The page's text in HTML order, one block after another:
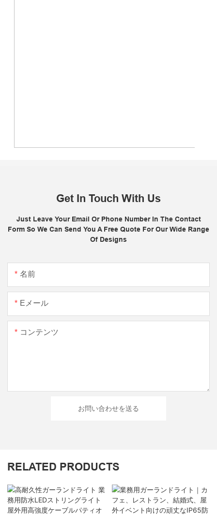
Get In Touch With Us
Just Leave Your Email Or Phone Number In The Contact
Form So We Can Send You A Free Quote For Our Wide Range
Of Designs
名前
Eメール
コンテンツ
お問い合わせを送る
RELATED PRODUCTS